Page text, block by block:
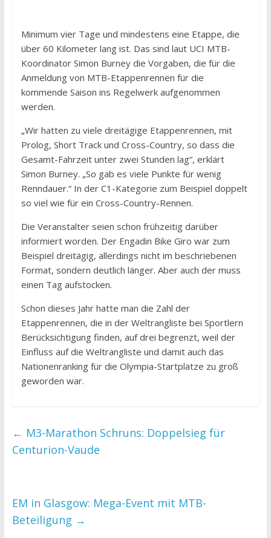
Minimum vier Tage und mindestens eine Etappe, die
über 60 Kilometer lang ist. Das sind laut UCI MTB-
Koordinator Simon Burney die Vorgaben, die für die
Anmeldung von MTB-Etappenrennen für die
kommende Saison ins Regelwerk aufgenommen
werden.
„Wir hatten zu viele dreitägige Etappenrennen, mit
Prolog, Short Track und Cross-Country, so dass die
Gesamt-Fahrzeit unter zwei Stunden lag“, erklärt
Simon Burney. „So gab es viele Punkte für wenig
Renndauer.“ In der C1-Kategorie zum Beispiel doppelt
so viel wie für ein Cross-Country-Rennen.
Die Veranstalter seien schon frühzeitig darüber
informiert worden. Der Engadin Bike Giro war zum
Beispiel dreitägig, allerdings nicht im beschriebenen
Format, sondern deutlich länger. Aber auch der muss
einen Tag aufstocken.
Schon dieses Jahr hatte man die Zahl der
Etappenrennen, die in der Weltrangliste bei Sportlern
Berücksichtigung finden, auf drei begrenzt, weil der
Einfluss auf die Weltrangliste und damit auch das
Nationenranking für die Olympia-Startplätze zu groß
geworden war.
← M3-Marathon Schruns: Doppelsieg für
Centurion-Vaude
EM in Glasgow: Mega-Event mit MTB-
Beteiligung →